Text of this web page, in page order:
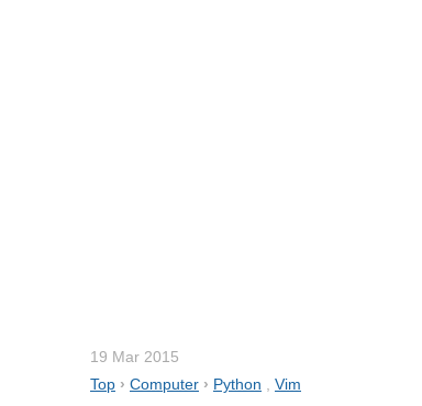
19 Mar 2015
Top › Computer › Python , Vim